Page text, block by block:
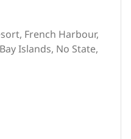
French Harbour,
Islands, No State,